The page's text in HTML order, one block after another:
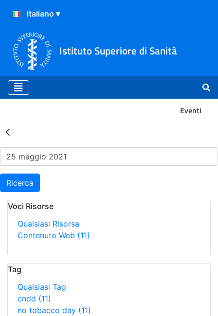
Istituto Superiore di Sanità
Eventi
Risultati della Ricerca -
Ricerca
Voci Risorse
Qualsiasi Risorsa
Contenuto Web (11)
Tag
Qualsiasi Tag
cndd (11)
no tobacco day (11)